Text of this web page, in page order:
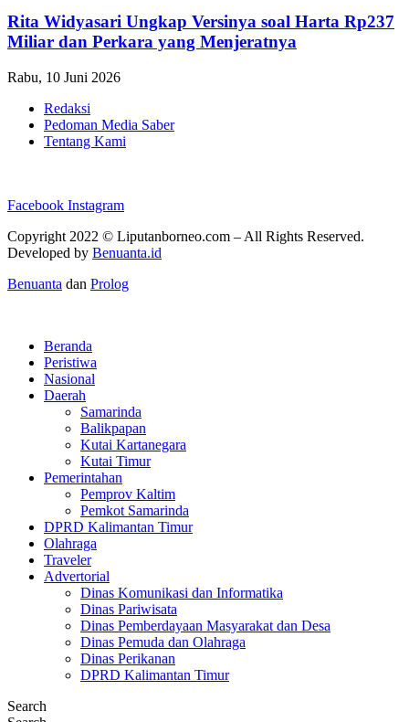
Rita Widyasari Ungkap Versinya soal Harta Rp237
Miliar dan Perkara yang Menjeratnya
Rabu, 10 Juni 2026
Redaksi
Pedoman Media Saber
Tentang Kami
Facebook Instagram
Copyright 2022 © Liputanborneo.com – All Rights Reserved.
Developed by Benuanta.id
Benuanta dan Prolog
Beranda
Peristiwa
Nasional
Daerah
Samarinda
Balikpapan
Kutai Kartanegara
Kutai Timur
Pemerintahan
Pemprov Kaltim
Pemkot Samarinda
DPRD Kalimantan Timur
Olahraga
Traveler
Advertorial
Dinas Komunikasi dan Informatika
Dinas Pariwisata
Dinas Pemberdayaan Masyarakat dan Desa
Dinas Pemuda dan Olahraga
Dinas Perikanan
DPRD Kalimantan Timur
Search